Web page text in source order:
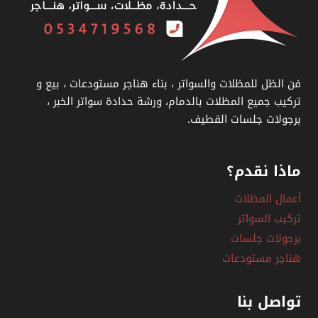
سواتر
بلاستيك
السواتر
بالخبر
فن الظل للمظلات والسواتر ، بناء هناجر مستودعات ، بيع و
تركيب جميع المظلات بالدمام، ورشة حدادة سواتر الخبر ،
برجولات جلسات القطيف.
ماذا نقدم؟
أعمال المظلات
تركيب السواتر
برجولات جلسات
هناجر مستودعات
تواصل بنا